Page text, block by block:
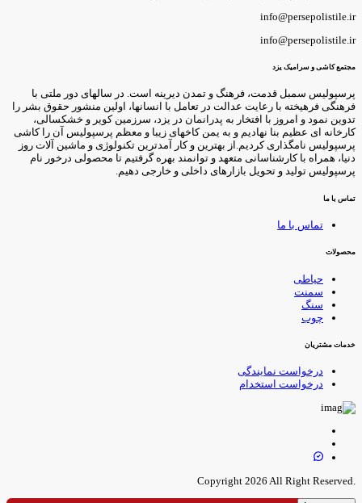
کاشی و سرامیک یزد
سمبل قدمت، فرهنگ و تمدن دیرینه است. در سالهای دور ملتی با
فرهیخته با رعایت عدالت در تعامل با انسانها، اولین منشور حقوق بشر را
نمود و امروز با افتخار به پدرانمان در یزد، سرزمین کویر و خشکسالی،
ای عظیم بنا نهادیم و به یمن کاخهای زیبا و معظم پرسپولیس آن را کاشی
نامگذاری کردیم.از بهترین و کار آمدترین تکنولوژی و ماشین آلات روز
همراه با کارشناسانی متعهد و توانمند بهره گرفتیم تا محصولی درخور نام
تولید و تحویل بازارهای داخلی و خارجی دهیم.
با ما
تماس با ما
حیاطی
سمنت
سنگ
چوب
مشتریان
درخواست نمایندگی
درخواست استخدام